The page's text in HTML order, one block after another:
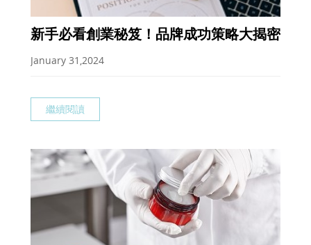
新手必看創業秘笈！品牌成功策略大揭密
January 31,2024
繼續閱讀